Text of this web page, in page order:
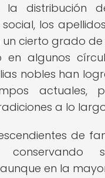
la distribución
los
un cierto grado
en algunos
nobles han
actuales,
a lo
de
en la